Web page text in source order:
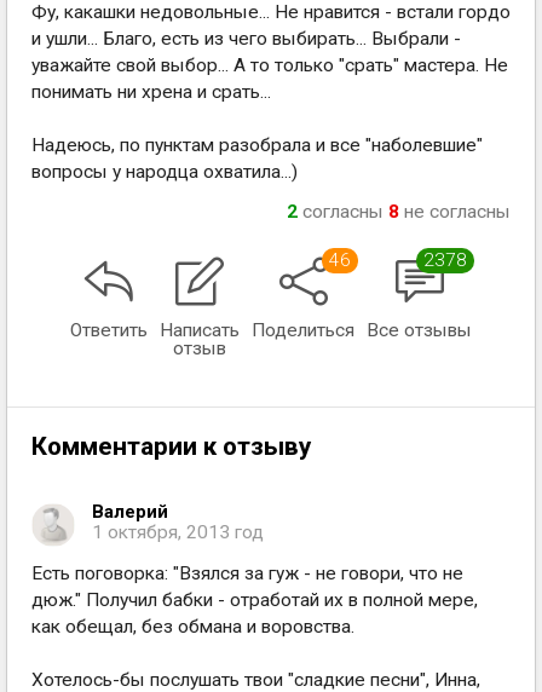
Фу, какашки недовольные... Не нравится - встали гордо
и ушли... Благо, есть из чего выбирать... Выбрали -
уважайте свой выбор... А то только "срать" мастера. Не
понимать ни хрена и срать...
Надеюсь, по пунктам разобрала и все "наболевшие"
вопросы у народца охватила...)
2 согласны 8 не согласны
Ответить
Написать
отзыв
46
Поделиться
2378
Все отзывы
Комментарии к отзыву
Валерий
1 октября, 2013 год
Есть поговорка: "Взялся за гуж - не говори, что не
дюж." Получил бабки - отработай их в полной мере,
как обещал, без обмана и воровства.
Хотелось-бы послушать твои "сладкие песни", Инна,